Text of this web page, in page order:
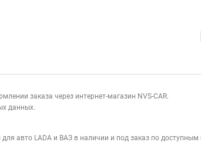
заказа через интернет-магазин NVS-CAR.
данных.
авто LADA и ВАЗ в наличии и под заказ по